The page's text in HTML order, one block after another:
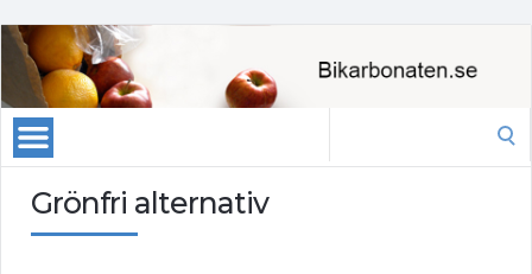
Grönfri alternativ